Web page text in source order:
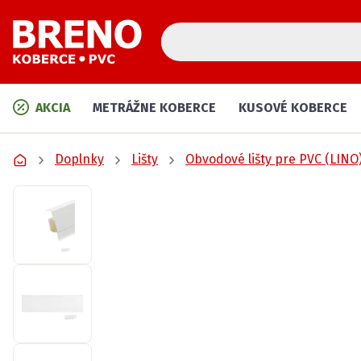
AKCIA METRÁŽNE KOBERCE KUSOVÉ KOBERCE
Doplnky Lišty Obvodové lišty pre PVC